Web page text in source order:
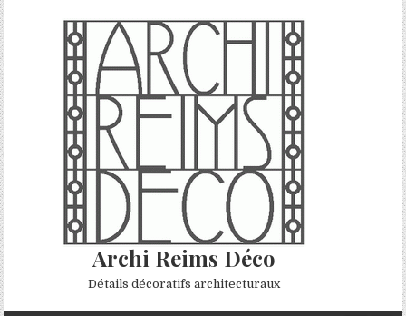
Skip to content
Archi Reims Déco
Détails décoratifs architecturaux